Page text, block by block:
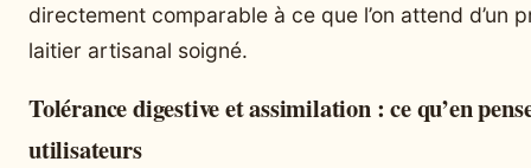
directement comparable à ce que l’on attend d’un
laitier artisanal soigné.
Tolérance digestive et assimilation : ce qu’en
utilisateurs